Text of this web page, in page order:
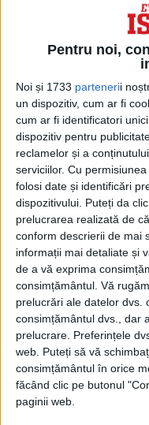
Pentru noi,
Noi și 1733 partenerii
un dispozitiv, cum ar fi
cum ar fi identificatori
dispozitiv pentru
reclamelor și a
serviciilor. Cu
folosi date și identificări
dispozitivului. Puteți da
prelucrarea realizată de
conform descrierii de mai
informații mai detaliate și
de a vă exprima
consimțământul. Vă
prelucrări ale datelor dvs.
consimțământul dvs., dar
prelucrare. Preferințele
web. Puteți să vă
consimțământul în orice
făcând clic pe butonul
paginii web.
Datina și
sfredelit
generațiilor ce
Plin practica lor
ele sorbim
Datina ne
de tăria cu care
primejdiile, de
sub lespezi de